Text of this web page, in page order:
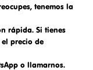
tenemos la
rápida. Si tienes
precio de
o llamarnos.